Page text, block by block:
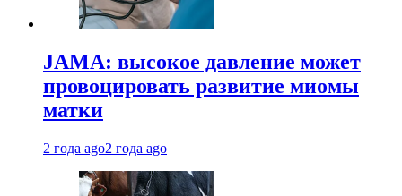
JAMA: высокое давление может
провоцировать развитие миомы
матки
2 года ago2 года ago